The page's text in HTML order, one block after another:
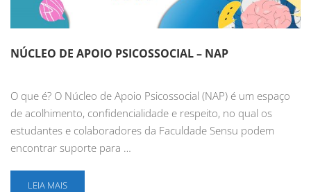
NÚCLEO DE APOIO PSICOSSOCIAL – NAP
O que é? O Núcleo de Apoio Psicossocial (NAP) é um espaço
de acolhimento, confidencialidade e respeito, no qual os
estudantes e colaboradores da Faculdade Sensu podem
encontrar suporte para …
LEIA MAIS